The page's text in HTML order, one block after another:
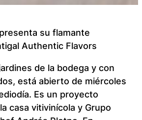
su flamante
Authentic Flavors
de la bodega y con
está abierto de miércoles
Es un proyecto
casa vitivinícola y Grupo